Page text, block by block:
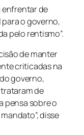
enfrentar de
o governo,
pelo rentismo”.
de manter
criticadas na
governo,
de
pensa sobre o
disse